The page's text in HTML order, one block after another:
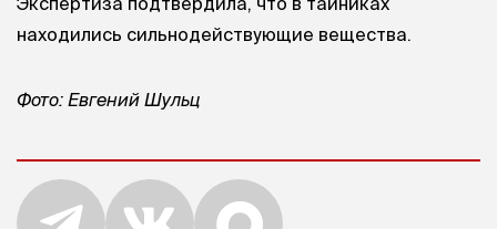
находились сильнодействующие вещества.
Фото: Евгений Шульц